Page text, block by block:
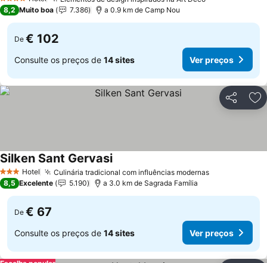
4 Estrelas
8,2 Muito boa 7.386 a 0.9 km de Camp Nou
De € 102
Consulte os preços de 14 sites Ver preços
Partilhar
3 EstrelasHotel Culinária tradicional com influências modernas
Silken Sant Gervasi
8,5 Excelente 5.190 a 3.0 km de Sagrada Família
De € 67
Consulte os preços de 14 sites Ver preços